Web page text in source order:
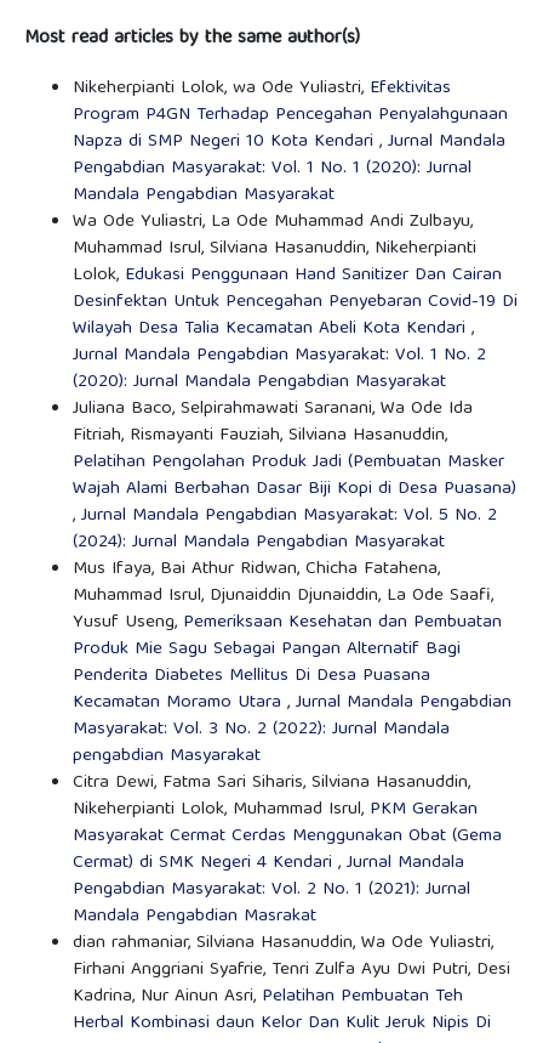
Most read articles by the same author(s)
Nikeherpianti Lolok, wa Ode Yuliastri, Efektivitas
Program P4GN Terhadap Pencegahan Penyalahgunaan
Napza di SMP Negeri 10 Kota Kendari ,Jurnal Mandala
Pengabdian Masyarakat: Vol. 1 No. 1 (2020): Jurnal
Mandala Pengabdian Masyarakat
Wa Ode Yuliastri, La Ode Muhammad Andi Zulbayu,
Muhammad Isrul, Silviana Hasanuddin, Nikeherpianti
Lolok, Edukasi Penggunaan Hand Sanitizer Dan Cairan
Desinfektan Untuk Pencegahan Penyebaran Covid-19 Di
Wilayah Desa Talia Kecamatan Abeli Kota Kendari ,
Jurnal Mandala Pengabdian Masyarakat: Vol. 1 No. 2
(2020): Jurnal Mandala Pengabdian Masyarakat
Juliana Baco, Selpirahmawati Saranani, Wa Ode Ida
Fitriah, Rismayanti Fauziah, Silviana Hasanuddin,
Pelatihan Pengolahan Produk Jadi (Pembuatan Masker
Wajah Alami Berbahan Dasar Biji Kopi di Desa Puasana)
,Jurnal Mandala Pengabdian Masyarakat: Vol. 5 No. 2
(2024): Jurnal Mandala Pengabdian Masyarakat
Mus Ifaya, Bai Athur Ridwan, Chicha Fatahena,
Muhammad Isrul, Djunaiddin Djunaiddin, La Ode Saafi,
Yusuf Useng, Pemeriksaan Kesehatan dan Pembuatan
Produk Mie Sagu Sebagai Pangan Alternatif Bagi
Penderita Diabetes Mellitus Di Desa Puasana
Kecamatan Moramo Utara ,Jurnal Mandala Pengabdian
Masyarakat: Vol. 3 No. 2 (2022): Jurnal Mandala
pengabdian Masyarakat
Citra Dewi, Fatma Sari Siharis, Silviana Hasanuddin,
Nikeherpianti Lolok, Muhammad Isrul, PKM Gerakan
Masyarakat Cermat Cerdas Menggunakan Obat (Gema
Cermat) di SMK Negeri 4 Kendari ,Jurnal Mandala
Pengabdian Masyarakat: Vol. 2 No. 1 (2021): Jurnal
Mandala Pengabdian Masrakat
dian rahmaniar, Silviana Hasanuddin, Wa Ode Yuliastri,
Firhani Anggriani Syafrie, Tenri Zulfa Ayu Dwi Putri, Desi
Kadrina, Nur Ainun Asri, Pelatihan Pembuatan Teh
Herbal Kombinasi daun Kelor Dan Kulit Jeruk Nipis Di